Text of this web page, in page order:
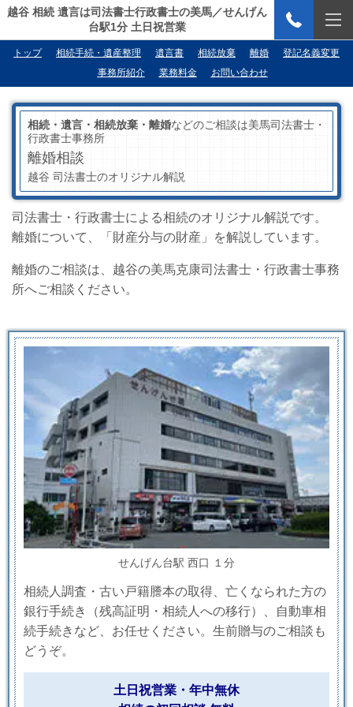
越谷 相続 遺言は司法書士行政書士の美馬／せんげん
台駅1分 土日祝営業
トップ 相続手続・遺産整理 遺言書 相続放棄 離婚
登記名義変更
事務所紹介
業務料金 お問い合わせ
相続・遺言・相続放棄・離婚などのご相談は美馬司法書士・
行政書士事務所
離婚相談
越谷 司法書士のオリジナル解説
司法書士・行政書士による相続のオリジナル解説です。
離婚について、「財産分与の財産」を解説しています。
離婚のご相談は、越谷の美馬克康司法書士・行政書士事務
所へご相談ください。
せんげん台駅 西口 １分
相続人調査・古い戸籍謄本の取得、亡くなられた方の
銀行手続き（残高証明・相続人への移行）、自動車相
続手続きなど、お任せください。生前贈与のご相談も
どうぞ。
土日祝営業・年中無休